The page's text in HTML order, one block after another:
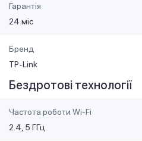
Гарантія
24 міс
Бренд
TP-Link
Бездротові технології
Частота роботи Wi-Fi
2.4, 5 ГГц